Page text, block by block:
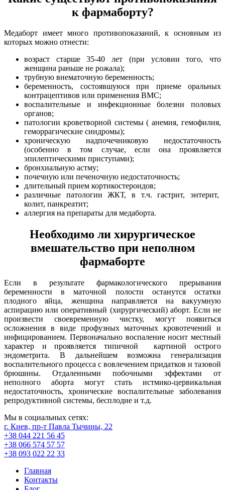
к фармаборту?
Медаборт имеет много противопоказаний, к основным из
которых можно отнести:
возраст старше 35-40 лет (при условии того, что
женщина раньше не рожала);
трубную внематочную беременность;
беременность, состоявшуюся при приеме оральных
контрацептивов или применения ВМС;
воспалительные и инфекционные болезни половых
органов;
патологии кроветворной системы ( анемия, гемофилия,
геморрагические синдромы);
хроническую надпочечниковую недостаточность
(особенно в том случае, если она проявляется
эпилептическими приступами);
бронхиальную астму;
почечную или печеночную недостаточность;
длительный прием кортикостероидов;
различные патологии ЖКТ, в т.ч. гастрит, энтерит,
колит, панкреатит;
аллергия на препараты для медаборта.
Необходимо ли хирургическое
вмешательство при неполном
фармаборте
Если в результате фармакологического прерывания
беременности в маточной полости останутся остатки
плодного яйца, женщина направляется на вакуумную
аспирацию или оперативный (хирургический) аборт. Если не
произвести своевременную чистку, могут появиться
осложнения в виде профузных маточных кровотечений и
инфицированием. Первоначально воспаление носит местный
характер и проявляется типичной картиной острого
эндометрита. В дальнейшем возможна генерализация
воспалительного процесса с вовлечением придатков и тазовой
брюшины. Отдаленными побочными эффектами от
неполного аборта могут стать истмико-цервикальная
недостаточность, хронические воспалительные заболевания
репродуктивной системы, бесплодие и т.д.
Мы в социальных сетях:
г. Киев, пр-т Павла Тычины, 22
+38 044 221 56 45
+38 066 574 57 57
+38 093 022 22 33
Главная
Контакты